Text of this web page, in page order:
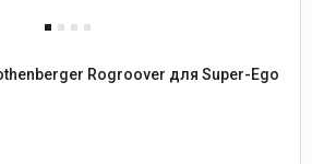
Rogroover для Super-Ego